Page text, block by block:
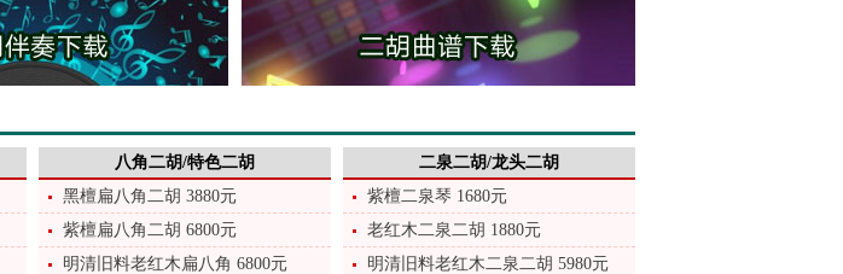
八角二胡/特色二胡
黑檀扁八角二胡 3880元
紫檀扁八角二胡 6800元
明清旧料老红木扁八角 6800元
二泉二胡/龙头二胡
紫檀二泉琴 1680元
老红木二泉二胡 1880元
明清旧料老红木二泉二胡 5980元